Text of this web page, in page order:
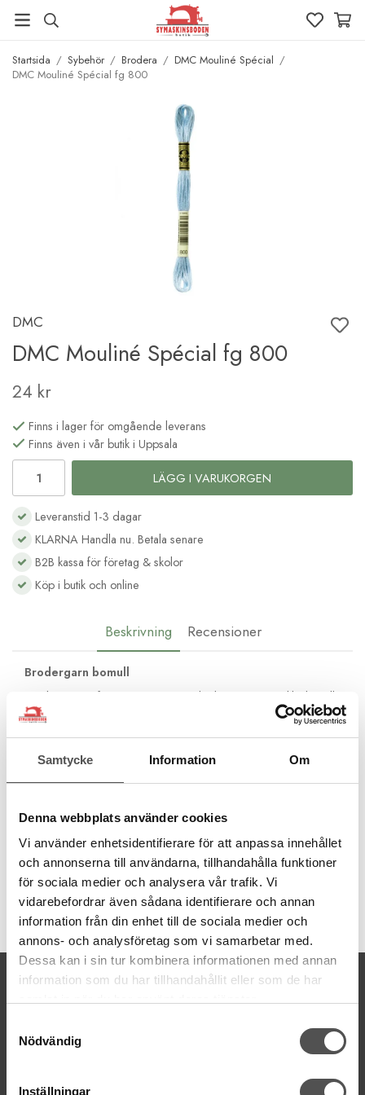
Samtycke Information Om
Denna webbplats använder cookies
Vi använder enhetsidentifierare för att anpassa innehållet
och annonserna till användarna, tillhandahålla funktioner
för sociala medier och analysera vår trafik. Vi
vidarebefordrar även sådana identifierare och annan
information från din enhet till de sociala medier och
annons- och analysföretag som vi samarbetar med.
Dessa kan i sin tur kombinera informationen med annan
information som du har tillhandahållit eller som de har
Nödvändig
Inställningar
Startsida / Sybehör / Brodera / DMC Mouliné Spécial /
DMC Mouliné Spécial fg 800
DMC
DMC Mouliné Spécial fg 800
24 kr
Finns i lager för omgående leverans
Finns även i vår butik i Uppsala
LÄGG I VARUKORGEN
Leveranstid 1-3 dagar
KLARNA Handla nu. Betala senare
B2B kassa för företag & skolor
Köp i butik och online
Beskrivning Recensioner
Brodergarn bomull
Moulinégarnet från DMC är av hög kvalité och passar lika bra till
frihandsbroderi som till korsstygnsbroderi. Det består av 6
trådar av bomull med vacker glans och kan delas upp efter
färgbeständigt.
100% bomull
färgbeständigt
Artikelnummer:
DMC117MC-800
KONTAKTA OSS
kontakt@symaskinsboden.se
Tel. 018-150525